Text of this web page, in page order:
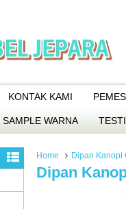
KONTAK KAMI
SAMPLE WARNA
Home Dipan Kanopi
Dipan